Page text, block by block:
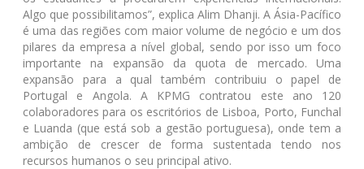
Algo que possibilitamos”, explica Alim Dhanji. A Ásia-Pacífico
é uma das regiões com maior volume de negócio e um dos
pilares da empresa a nível global, sendo por isso um foco
importante na expansão da quota de mercado. Uma
expansão para a qual também contribuiu o papel de
Portugal e Angola. A KPMG contratou este ano 120
colaboradores para os escritórios de Lisboa, Porto, Funchal
e Luanda (que está sob a gestão portuguesa), onde tem a
ambição de crescer de forma sustentada tendo nos
recursos humanos o seu principal ativo.